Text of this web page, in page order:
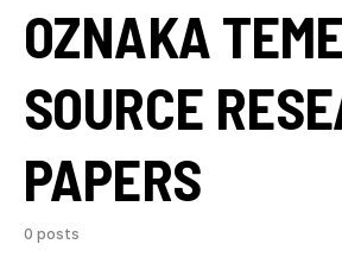
OZNAKA
SOURCE
PAPERS
0 posts